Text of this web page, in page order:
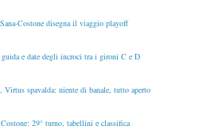
Costone disegna il viaggio playoff
e date degli incroci tra i gironi C e D
spavalda: niente di banale, tutto aperto
29° turno, tabellini e classifica